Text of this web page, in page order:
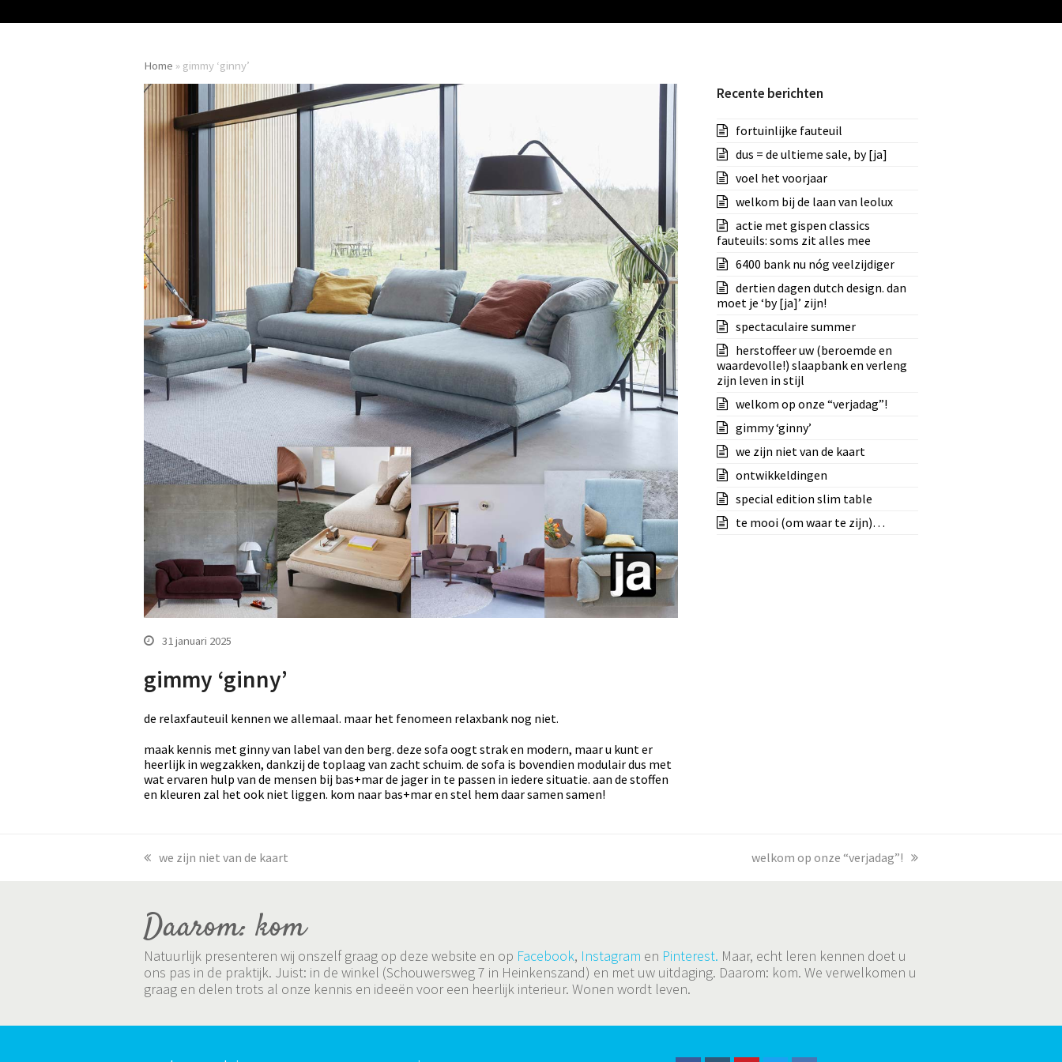
Home » gimmy ‘ginny’
31 januari 2025
gimmy ‘ginny’
de relaxfauteuil kennen we allemaal. maar het fenomeen relaxbank nog niet.
maak kennis met ginny van label van den berg. deze sofa oogt strak en modern, maar u kunt er
heerlijk in wegzakken, dankzij de toplaag van zacht schuim. de sofa is bovendien modulair dus met
wat ervaren hulp van de mensen bij bas+mar de jager in te passen in iedere situatie. aan de stoffen
en kleuren zal het ook niet liggen. kom naar bas+mar en stel hem daar samen samen!
Recente berichten
fortuinlijke fauteuil
dus = de ultieme sale, by [ja]
voel het voorjaar
welkom bij de laan van leolux
actie met gispen classics
fauteuils: soms zit alles mee
6400 bank nu nóg veelzijdiger
dertien dagen dutch design. dan
moet je ‘by [ja]’ zijn!
spectaculaire summer
herstoffeer uw (beroemde en
waardevolle!) slaapbank en verleng
zijn leven in stijl
welkom op onze “verjadag”!
gimmy ‘ginny’
we zijn niet van de kaart
ontwikkeldingen
special edition slim table
te mooi (om waar te zijn)…
previous
we zijn niet van de kaart
next
welkom op onze “verjadag”!
Daarom: kom
Natuurlijk presenteren wij onszelf graag op deze website en op Facebook, Instagram en Pinterest. Maar, echt leren kennen doet u
ons pas in de praktijk. Juist: in de winkel (Schouwersweg 7 in Heinkenszand) en met uw uitdaging. Daarom: kom. We verwelkomen u
graag en delen trots al onze kennis en ideeën voor een heerlijk interieur. Wonen wordt leven.